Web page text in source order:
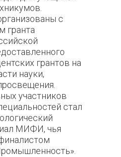
с
гранта
грантов на
науки,
участников
стал
МИФИ, чья